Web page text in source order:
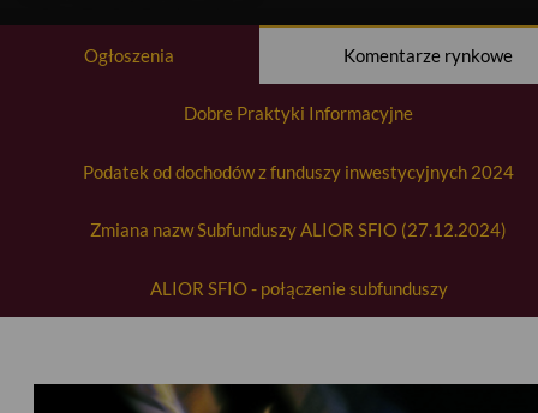
Ogłoszenia Komentarze rynkowe
Dobre Praktyki Informacyjne
Podatek od dochodów z funduszy inwestycyjnych 2024
Zmiana nazw Subfunduszy ALIOR SFIO (27.12.2024)
ALIOR SFIO - połączenie subfunduszy